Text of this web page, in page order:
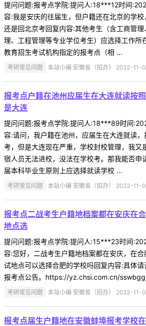
提问问题:报考点学院:提问人:18***12时间
容:我是安庆的往届生，但户籍还在北京的学
还是回北京考回复内容:其他考生（含工商管
理、工程管理等专业学位考生）应选择工作所
教育招生考试机构指定的报考点（相 ...
考研常见问题 本站小编 安徽省（招办） 2022-11-
报考点户籍在池州应届生在大连就读按
是大连
提问问题:报考点学院:提问人:18***89时间
容:请问，我户籍在池州，应届生在大连就读
考，但是大连现在严重，学校封校管理，我又
宿人员无法进校，没法在学校考。那我能否申
届本科毕业生原则上应选择就读学校 ...
考研常见问题 本站小编 安徽省（招办） 2022-11-
报考点二战考生户籍地档案都在安庆在
地点选
提问问题:报考点学院:提问人:15***23时间
容:您好，二战考生户籍地档案都在安庆，在
试地点可以选择合肥的学校吗回复内容:具体
报考点公告。https://yz.chsi.com.cn/
考研常见问题 本站小编 安徽省（招办） 2022-11-
报考点届生户籍地在安徽蚌埠报考学校